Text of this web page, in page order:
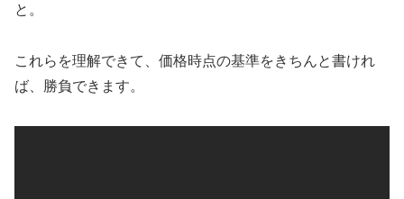
と。
これらを理解できて、価格時点の基準をきちんと書けれ
ば、勝負できます。